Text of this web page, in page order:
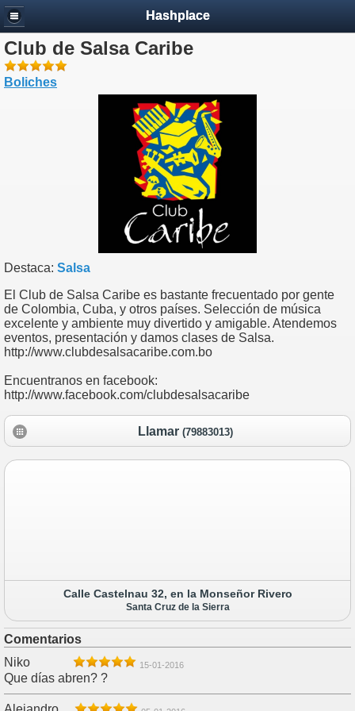
Hashplace
Club de Salsa Caribe
Boliches
Destaca: Salsa
El Club de Salsa Caribe es bastante frecuentado por gente
de Colombia, Cuba, y otros países. Selección de música
excelente y ambiente muy divertido y amigable. Atendemos
eventos, presentación y damos clases de Salsa.
http://www.clubdesalsacaribe.com.bo
Encuentranos en facebook:
http://www.facebook.com/clubdesalsacaribe
Llamar (79883013)
Calle Castelnau 32, en la Monseñor Rivero
Santa Cruz de la Sierra
Comentarios
Niko
15-01-2016
Que días abren? ?